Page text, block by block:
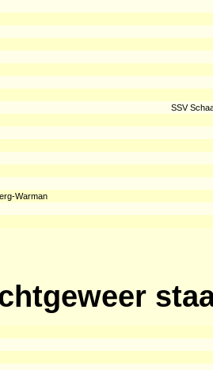
SSV
Warman